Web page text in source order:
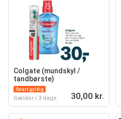
Colgate (mundskyl /
tandbørste)
Snart gyldig
Gælder i 3 dage 30,00 kr.